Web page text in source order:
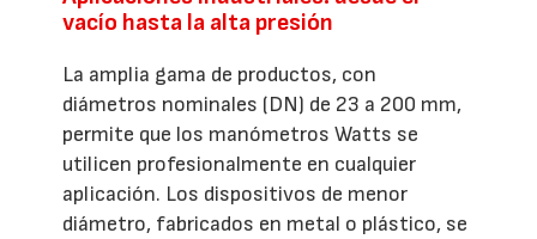
vacío hasta la alta presión
La amplia gama de productos, con
diámetros nominales (DN) de 23 a 200 mm,
permite que los manómetros Watts se
utilicen profesionalmente en cualquier
aplicación. Los dispositivos de menor
diámetro, fabricados en metal o plástico, se